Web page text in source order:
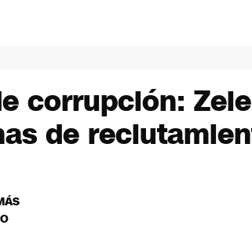
corrupción:
de